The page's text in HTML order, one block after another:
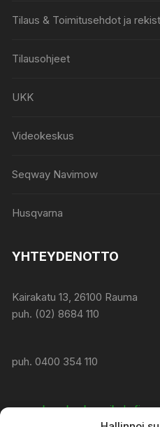
Tilaus & Toimitusehdot ja
Tilausohjeet
UKK
Videokeskus
Seqway Navimow
Husqvarna
YHTEYDENOTTO
Kairakatu 13, 26100 Rauma
puh. (02) 8684 110
puh. 0400 354 110
www:konekeskusmikola.fi